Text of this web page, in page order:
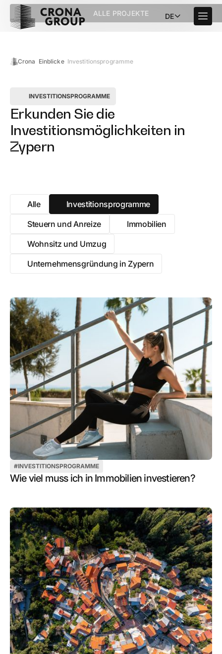
ALLE PROJEKTE DE
Crona Einblicke Investitionsprogramme
INVESTITIONSPROGRAMME
Erkunden Sie die
Investitionsmöglichkeiten in
Zypern
Alle
Investitionsprogramme
Steuern und Anreize
Immobilien
Wohnsitz und Umzug
Unternehmensgründung in Zypern
#INVESTITIONSPROGRAMME
Wie viel muss ich in Immobilien investieren?